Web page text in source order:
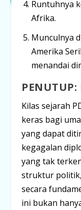
Runtuhnya
Afrika.
Munculnya
Amerika
menandai
PENUTUP:
Kilas sejarah
keras bagi
yang dapat
kegagalan
yang tak
struktur
secara
ini bukan